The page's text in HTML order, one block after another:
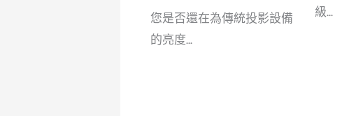
您是否還在為傳統投影設備
的亮度...
級...